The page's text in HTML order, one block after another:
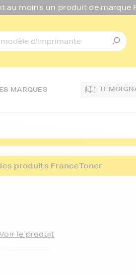
moins un produit de marque
MARQUES
produits FranceToner
le produit